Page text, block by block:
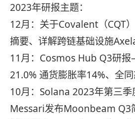
2023年研报主题：
12月：关于Covalent（CQT
摘要、详解跨链基础设施
11月：Cosmos Hub Q3研
21.0% 通货膨胀率14%、全同
10月：Solana 2023年第三季
Messari发布Moonbeam Q3